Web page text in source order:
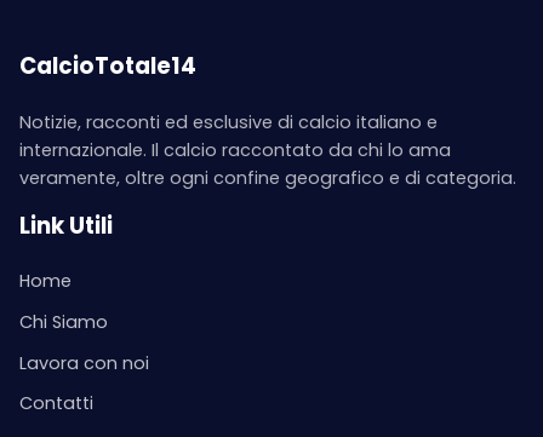
CalcioTotale14
Notizie, racconti ed esclusive di calcio italiano e
internazionale. Il calcio raccontato da chi lo ama
veramente, oltre ogni confine geografico e di categoria.
Link Utili
Home
Chi Siamo
Lavora con noi
Contatti